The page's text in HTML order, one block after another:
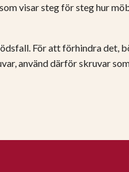
visar steg för steg hur
För att förhindra det,
använd därför skruvar